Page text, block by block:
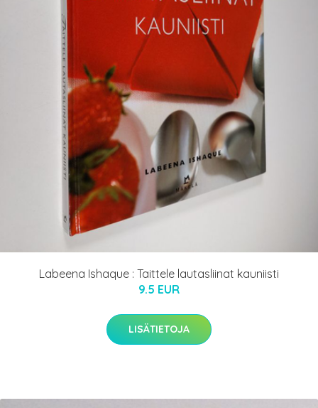
Labeena Ishaque : Taittele lautasliinat kauniisti
9.5 EUR
LISÄTIETOJA